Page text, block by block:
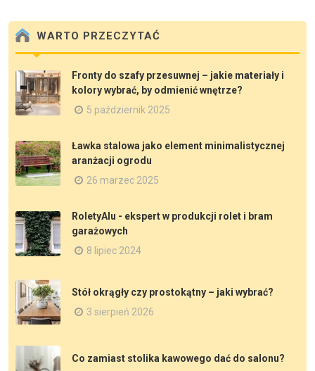
WARTO PRZECZYTAĆ
Fronty do szafy przesuwnej – jakie materiały i
kolory wybrać, by odmienić wnętrze?
5 październik 2025
Ławka stalowa jako element minimalistycznej
aranżacji ogrodu
26 marzec 2025
RoletyAlu - ekspert w produkcji rolet i bram
garażowych
8 lipiec 2024
Stół okrągły czy prostokątny – jaki wybrać?
3 sierpień 2026
Co zamiast stolika kawowego dać do salonu?